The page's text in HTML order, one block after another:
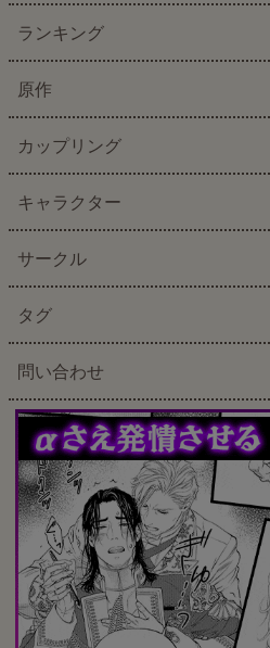
ランキング
原作
カップリング
キャラクター
サークル
タグ
問い合わせ